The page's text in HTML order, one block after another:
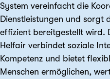
System vereinfacht die
Dienstleistungen und sorgt
effizient bereitgestellt wird.
Helfair verbindet soziale
Kompetenz und bietet
Menschen ermöglichen,